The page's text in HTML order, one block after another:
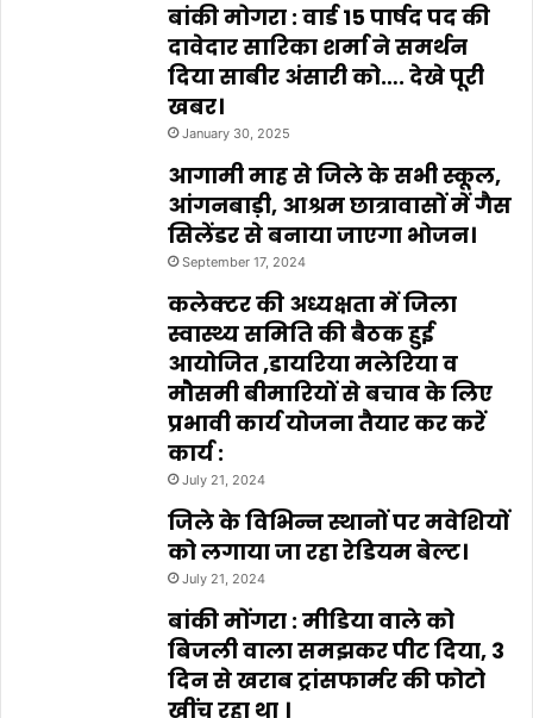
बांकी मोगरा : वार्ड 15 पार्षद पद की
दावेदार सारिका शर्मा ने समर्थन
दिया साबीर अंसारी को…. देखे पूरी
खबर।
January 30, 2025
आगामी माह से जिले के सभी स्कूल,
आंगनबाड़ी, आश्रम छात्रावासों में गैस
सिलेंडर से बनाया जाएगा भोजन।
September 17, 2024
कलेक्टर की अध्यक्षता में जिला
स्वास्थ्य समिति की बैठक हुई
आयोजित ,डायरिया मलेरिया व
मौसमी बीमारियों से बचाव के लिए
प्रभावी कार्य योजना तैयार कर करें
कार्य :
July 21, 2024
जिले के विभिन्न स्थानों पर मवेशियों
को लगाया जा रहा रेडियम बेल्ट।
July 21, 2024
बांकी मोंगरा : मीडिया वाले को
बिजली वाला समझकर पीट दिया, 3
दिन से खराब ट्रांसफार्मर की फोटो
खींच रहा था ।